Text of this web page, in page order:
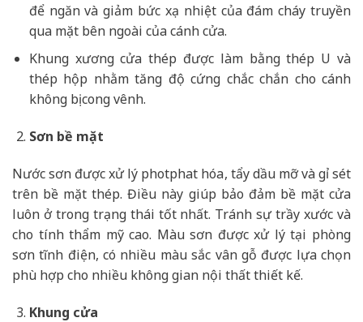
để ngăn và giảm bức xạ nhiệt của đám cháy truyền
qua mặt bên ngoài của cánh cửa.
Khung xương cửa thép được làm bằng thép U và
thép hộp nhằm tăng độ cứng chắc chắn cho cánh
không bị cong vênh.
Sơn bề mặt
Nước sơn được xử lý photphat hóa, tẩy dầu mỡ và gỉ sét
trên bề mặt thép. Điều này giúp bảo đảm bề mặt cửa
luôn ở trong trạng thái tốt nhất. Tránh sự trầy xước và
cho tính thẩm mỹ cao. Màu sơn được xử lý tại phòng
sơn tĩnh điện, có nhiều màu sắc vân gỗ được lựa chọn
phù hợp cho nhiều không gian nội thất thiết kế.
Khung cửa